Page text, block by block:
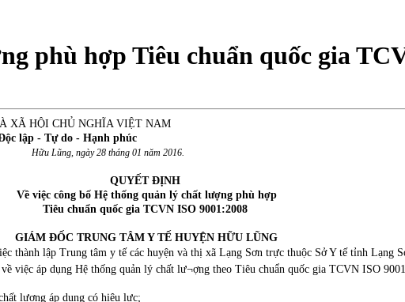
phù hợp Tiêu chuẩn quốc gia
NGHĨA VIỆT NAM
do - Hạnh phúc
Hữu Lũng, ngày 28 tháng 01 năm 2016.
QUYẾT ĐỊNH
Về việc công bố Hệ thống quản lý chất lượng phù hợp
Tiêu chuẩn quốc gia TCVN ISO 9001:2008
GIÁM ĐỐC TRUNG TÂM Y TẾ HUYỆN HỮU LŨNG
thành lập Trung tâm y tế các huyện và thị xã Lạng Sơn trực thuộc Sở Y tế tỉnh Lạng
áp dụng Hệ thống quản lý chất lư¬ợng theo Tiêu chuẩn quốc gia TCVN ISO
lượng áp dụng có hiệu lực;